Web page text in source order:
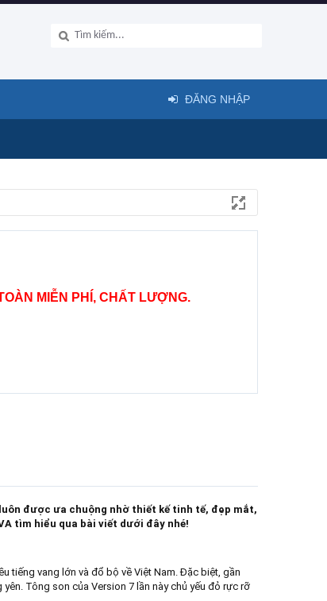
MIỄN PHÍ, CHẤT LƯỢNG.
được ưa chuộng nhờ thiết kế tinh tế, đẹp mắt,
tìm hiểu qua bài viết dưới đây nhé!
tiếng vang lớn và đổ bộ về Việt Nam. Đặc biệt, gần
Tông son của Version 7 lần này chủ yếu đỏ rực rỡ
ĐĂNG NHẬP